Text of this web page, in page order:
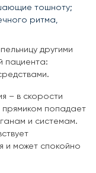
тошноту;
ритма,
другими
пациента:
– в скорости
прямиком попадает
и системам.
и может спокойно